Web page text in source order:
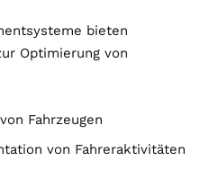
bieten
Optimierung von
Fahrzeugen
von Fahreraktivitäten